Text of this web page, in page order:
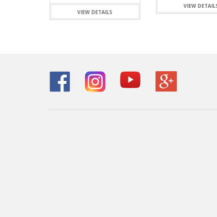
VIEW DETAILS
VIEW